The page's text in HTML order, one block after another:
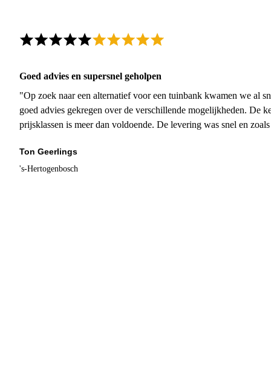
Goed advies en supersnel geholpen
"Op zoek naar een alternatief voor een tuinbank kwamen we al
goed advies gekregen over de verschillende mogelijkheden. De
prijsklassen is meer dan voldoende. De levering was snel en
Ton Geerlings
's-Hertogenbosch